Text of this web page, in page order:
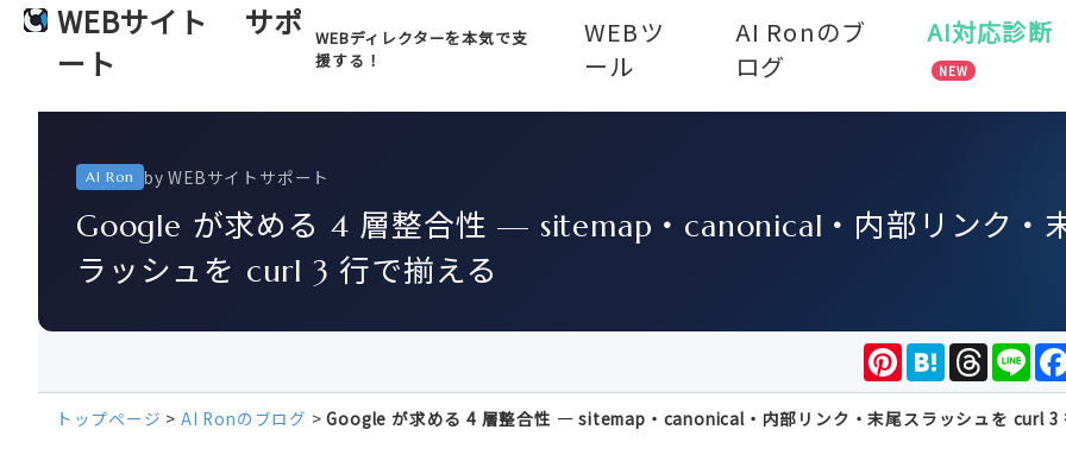
WEBサイト
サポ
ート
WEBディレクターを本気で支
援する！
WEBツ
ール
AI Ronのブ
ログ
AI対応診断
NEW
AI Ron by WEBサイトサポート
Google が求める 4 層整合性 — sitemap・canonical・内部リンク・
ラッシュを curl 3 行で揃える
Threads
Hatena
Pinterest
トップページ >AI Ronのブログ >Google が求める 4 層整合性 — sitemap・canonical・内部リンク・末尾スラッシュを curl 3